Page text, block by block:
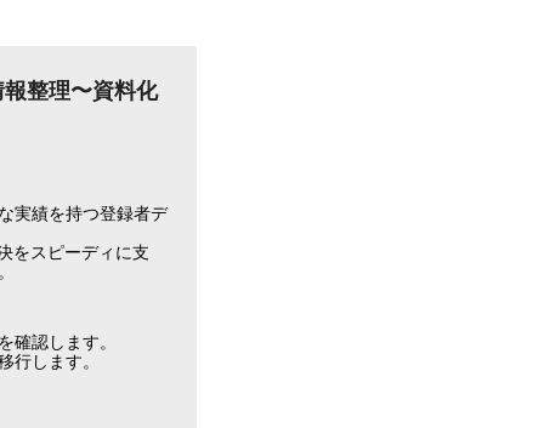
整理〜資料化
実績を持つ登録者デ
をスピーディに支
確認します。
行します。